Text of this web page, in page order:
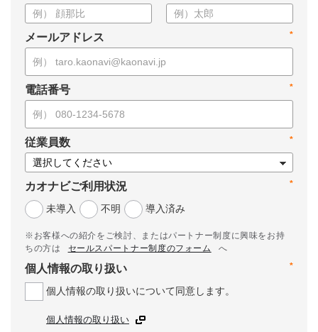
*
メールアドレス
*
電話番号
*
従業員数
*
カオナビご利用状況
未導入
不明 導入済み
※お客様への紹介をご検討、またはパートナー制度に興味をお持
ちの方は
セールスパートナー制度のフォーム
へ
*
個人情報の取り扱い
個人情報の取り扱いについて同意します。
個人情報の取り扱い